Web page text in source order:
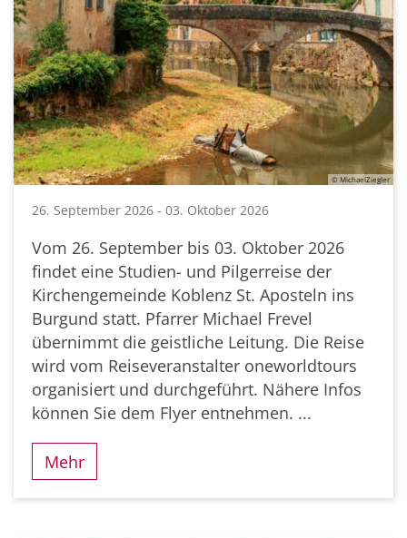
© MichaelZiegler
26. September 2026 - 03. Oktober 2026
Vom 26. September bis 03. Oktober 2026
findet eine Studien- und Pilgerreise der
Kirchengemeinde Koblenz St. Aposteln ins
Burgund statt. Pfarrer Michael Frevel
übernimmt die geistliche Leitung. Die Reise
wird vom Reiseveranstalter oneworldtours
organisiert und durchgeführt. Nähere Infos
können Sie dem Flyer entnehmen. ...
Mehr